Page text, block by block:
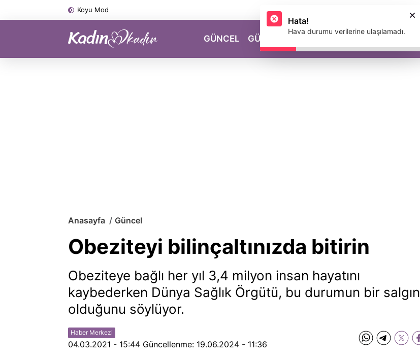
Koyu Mod
GÜNCEL GÜZELLİK MAGAZİN
Anasayfa Güncel
Obeziteyi bilinçaltınızda bitirin
Obeziteye bağlı her yıl 3,4 milyon insan hayatını
kaybederken Dünya Sağlık Örgütü, bu durumun bir salgın
olduğunu söylüyor.
Haber Merkezi
04.03.2021 - 15:44 Güncellenme: 19.06.2024 - 11:36
Hata!
Hava durumu verilerine ulaşılamadı.